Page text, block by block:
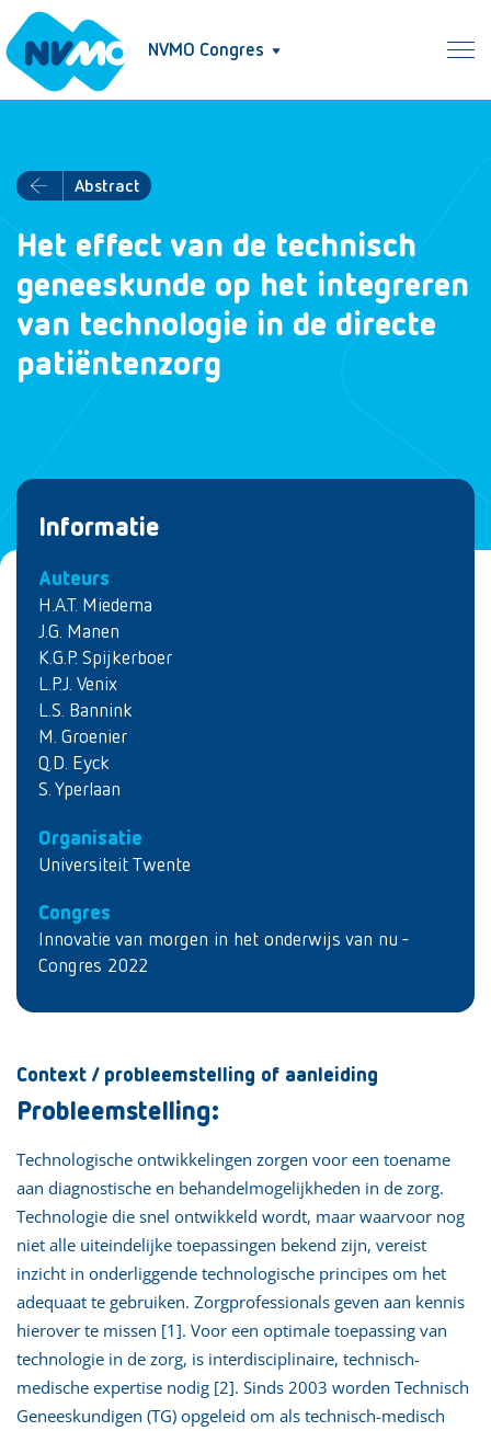
NVMO Congres
Abstract
Het effect van de technisch
geneeskunde op het integreren
van technologie in de directe
patiëntenzorg
Informatie
Auteurs
H.A.T. Miedema
J.G. Manen
K.G.P. Spijkerboer
L.P.J. Venix
L.S. Bannink
M. Groenier
Q.D. Eyck
S. Yperlaan
Organisatie
Universiteit Twente
Congres
Innovatie van morgen in het onderwijs van nu -
Congres 2022
Context / probleemstelling of aanleiding
Probleemstelling:
Technologische ontwikkelingen zorgen voor een toename
aan diagnostische en behandelmogelijkheden in de zorg.
Technologie die snel ontwikkeld wordt, maar waarvoor nog
niet alle uiteindelijke toepassingen bekend zijn, vereist
inzicht in onderliggende technologische principes om het
adequaat te gebruiken. Zorgprofessionals geven aan kennis
hierover te missen [1]. Voor een optimale toepassing van
technologie in de zorg, is interdisciplinaire, technisch-
medische expertise nodig [2]. Sinds 2003 worden Technisch
Geneeskundigen (TG) opgeleid om als technisch-medisch